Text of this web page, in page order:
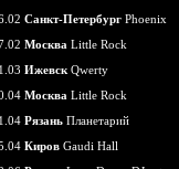
Санкт-Петербург Phoenix
Москва Little Rock
Ижевск Qwerty
Москва Little Rock
Рязань Планетарий
Киров Gaudi Hall